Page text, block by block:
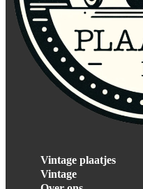
Vintage plaatjes
Vintage